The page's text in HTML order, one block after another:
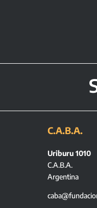
C.A.B.A.
Uriburu 1010
C.A.B.A.
Argentina